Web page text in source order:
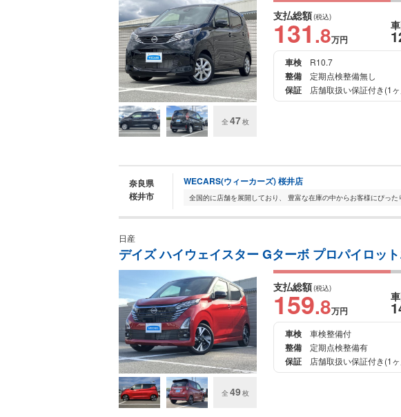
全 47枚
支払総額(税込)
131.8万円
車検
R10.7
整備 定期点検整備無し
保証 店舗取扱い保証付き(1
奈良県
桜井市
WECARS(ウィーカーズ) 桜井店
日産
デイズ ハイウェイスター Gターボ プロパイロッ
全 49枚
支払総額(税込)
159.8万円
車検
車検整備付
整備 定期点検整備有
保証 店舗取扱い保証付き(1